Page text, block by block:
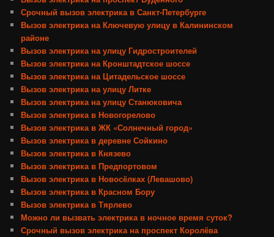
Срочный вызов электрика в Санкт-Петербурге
Вызов электрика на Ключевую улицу в Калининском
районе
Вызов электрика на улицу Гидростроителей
Вызов электрика на Кронштадтское шоссе
Вызов электрика на Цитадельское шоссе
Вызов электрика на улицу Литке
Вызов электрика на улицу Станюковича
Вызов электрика в Новогорелово
Вызов электрика в ЖК «Солнечный город»
Вызов электрика в деревне Сойкино
Вызов электрика в Князево
Вызов электрика в Предпортовом
Вызов электрика в Новосёлках (Левашово)
Вызов электрика в Красном Бору
Вызов электрика в Тярлево
Можно ли вызвать электрика в ночное время суток?
Срочный вызов электрика на проспект Королёва